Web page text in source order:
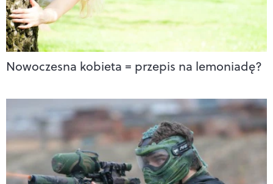
Nowoczesna kobieta = przepis na lemoniadę?